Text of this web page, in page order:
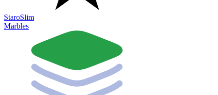
StaroSlim
Marbles